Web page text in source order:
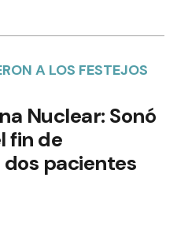
A LOS FESTEJOS
Nuclear: Sonó
fin de
pacientes